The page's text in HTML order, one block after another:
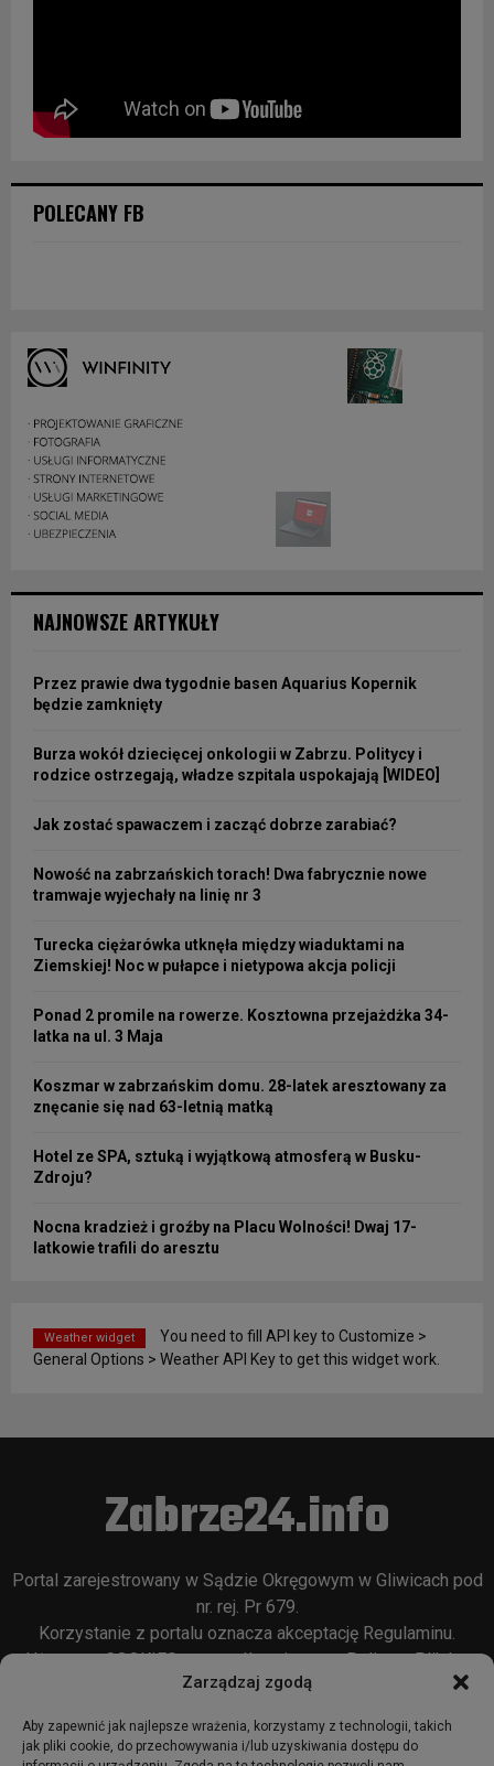
Zarządzaj zgodą
Aby zapewnić jak najlepsze wrażenia, korzystamy z technologii, takich
jak pliki cookie, do przechowywania i/lub uzyskiwania dostępu do
POLECANY FB
NAJNOWSZE ARTYKUŁY
Przez prawie dwa tygodnie basen Aquarius Kopernik
będzie zamknięty
Burza wokół dziecięcej onkologii w Zabrzu. Politycy i
rodzice ostrzegają, władze szpitala uspokajają [WIDEO]
Jak zostać spawaczem i zacząć dobrze zarabiać?
Nowość na zabrzańskich torach! Dwa fabrycznie nowe
tramwaje wyjechały na linię nr 3
Turecka ciężarówka utknęła między wiaduktami na
Ziemskiej! Noc w pułapce i nietypowa akcja policji
Ponad 2 promile na rowerze. Kosztowna przejażdżka 34-
latka na ul. 3 Maja
Koszmar w zabrzańskim domu. 28-latek aresztowany za
znęcanie się nad 63-letnią matką
Hotel ze SPA, sztuką i wyjątkową atmosferą w Busku-
Zdroju?
Nocna kradzież i groźby na Placu Wolności! Dwaj 17-
latkowie trafili do aresztu
Weather widget
You need to fill API key to Customize >
General Options > Weather API Key to get this widget work.
Zabrze24.info
Portal zarejestrowany w Sądzie Okręgowym w Gliwicach pod
nr. rej. Pr 679.
Korzystanie z portalu oznacza akceptację Regulaminu
Używamy COOKIES w sposób opisany wPolityce Plików
Cookie